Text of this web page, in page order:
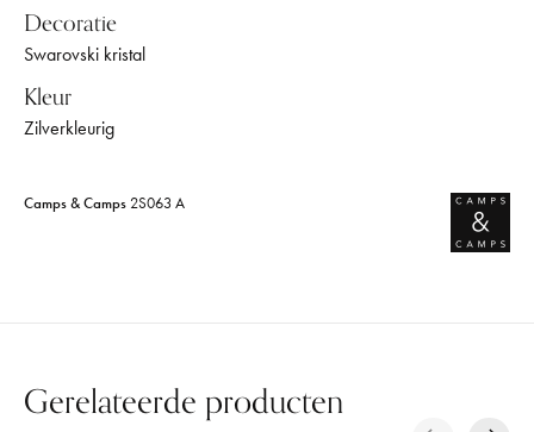
Decoratie
Swarovski kristal
Kleur
Zilverkleurig
Camps & Camps 2S063 A
Gerelateerde producten